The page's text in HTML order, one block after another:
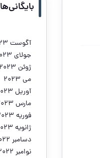
بایگانی‌ها
آگوست 2023
جولای 2023
ژوئن 2023
می 2023
آوریل 2023
مارس 2023
فوریه 2023
ژانویه 2023
دسامبر 2022
نوامبر 2022